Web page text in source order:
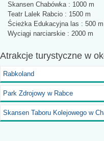
Skansen Chabówka : 1000 m
Teatr Lalek Rabcio : 1500 m
Ścieżka Edukacyjna las : 500 m
Wyciągi narciarskie : 2000 m
Atrakcje turystyczne w
Rabkoland
Park Zdrojowy w Rabce
Skansen Taboru Kolejowego w